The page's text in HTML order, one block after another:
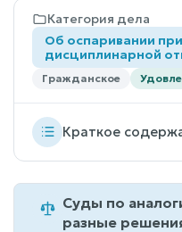
Категория дела
Об оспаривании
дисциплинарной
Гражданское
Краткое
Суды по
разные